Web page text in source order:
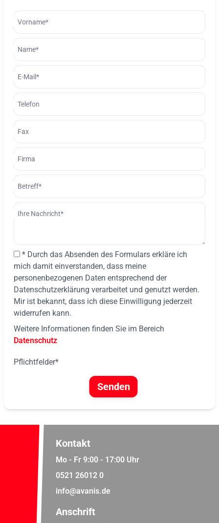
Vorname*
Name*
E-Mail*
Telefon
Fax
Firma
Betreff*
Ihre Nachricht*
* Durch das Absenden des Formulars erkläre ich
mich damit einverstanden, dass meine
personenbezogenen Daten entsprechend der
Datenschutzerklärung verarbeitet und genutzt werden.
Mir ist bekannt, dass ich diese Einwilligung jederzeit
widerrufen kann.
Weitere Informationen finden Sie im Bereich
Datenschutz
Pflichtfelder*
Senden
Kontakt
Mo - Fr 9:00 - 17:00 Uhr
0521 26012 0
info@avanis.de
Anschrift